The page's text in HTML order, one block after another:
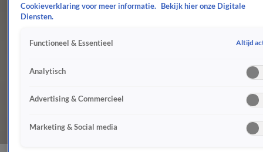
Cookieverklaring voor meer informatie.
Bekijk hier onze Digitale
Diensten.
Functioneel & Essentieel Altijd
Analytisch
Advertising & Commercieel
Marketing & Social media